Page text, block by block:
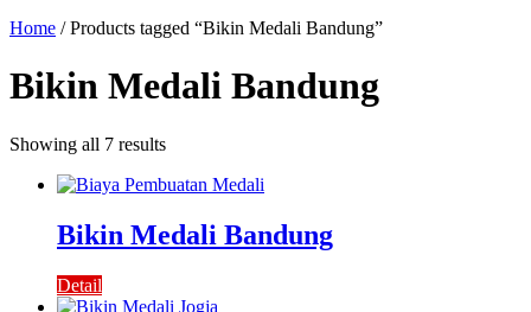
Home / Products tagged “Bikin Medali Bandung”
Bikin Medali Bandung
Showing all 7 results
Bikin Medali Bandung
Detail